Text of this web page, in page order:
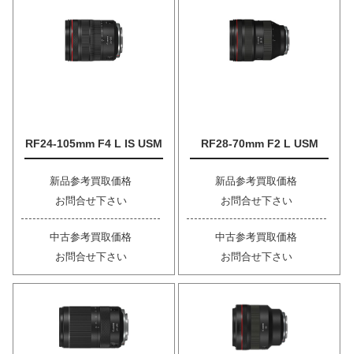
RF24-105mm F4 L IS USM
新品参考買取価格
お問合せ下さい
中古参考買取価格
お問合せ下さい
RF28-70mm F2 L USM
新品参考買取価格
お問合せ下さい
中古参考買取価格
お問合せ下さい